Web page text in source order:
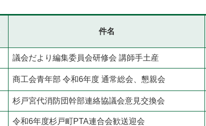
件名
​議会だより編集委員会研修会 講師手土産
​商工会青年部 令和6年度 通常総会、懇親会
​杉戸宮代消防団幹部連絡協議会意見交換会
​令和6年度杉戸町PTA連合会歓送迎会